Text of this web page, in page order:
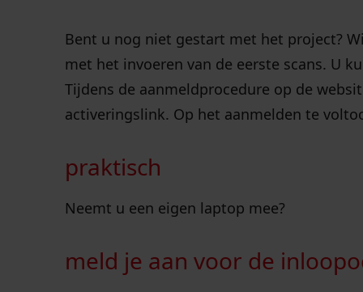
Bent u nog niet gestart met het project?
met het invoeren van de eerste scans. U
Tijdens de aanmeldprocedure op de
activeringslink. Op het aanmelden te
praktisch
Neemt u een eigen laptop mee?
meld je aan voor de